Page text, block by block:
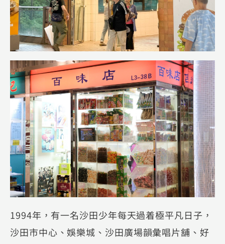
1994年，有一名沙田少年每天過着極平凡日子，
沙田市中心、娛樂城、沙田廣場韻彙唱片舖、好